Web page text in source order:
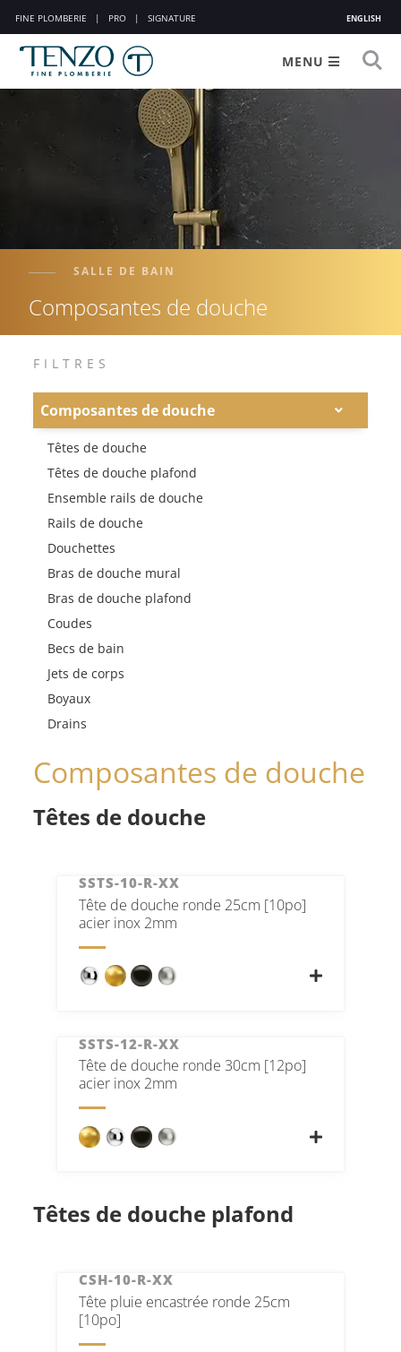
FINE PLOMBERIE | PRO | SIGNATURE ENGLISH
MENU
SALLE DE BAIN
Composantes de douche
FILTRES
Composantes de douche
Têtes de douche
Têtes de douche plafond
Ensemble rails de douche
Rails de douche
Douchettes
Bras de douche mural
Bras de douche plafond
Coudes
Becs de bain
Jets de corps
Boyaux
Drains
Composantes de douche
Têtes de douche
SSTS-10-R-XX
Tête de douche ronde 25cm [10po]
acier inox 2mm
SSTS-12-R-XX
Tête de douche ronde 30cm [12po]
acier inox 2mm
Têtes de douche plafond
CSH-10-R-XX
Tête pluie encastrée ronde 25cm
[10po]